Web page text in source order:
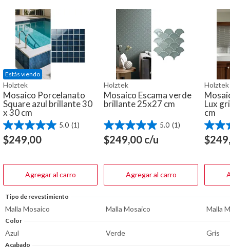
Estás viendo
Holztek
Mosaico Porcelanato
Square azul brillante 30
x 30 cm
5.0 (1)
5.0
de
5
$249,00
Agregar al carro
Holztek
Mosaico Escama verde
brillante 25x27 cm
5.0 (1)
5.0
de
5
$249,00 c/u
Agregar al carro
Holztek
Lux
cm
5.0
de
5
$
Tipo de revestimiento
Malla Mosaico Malla Mosaico Malla
Color
Azul Verde Gris
Acabado